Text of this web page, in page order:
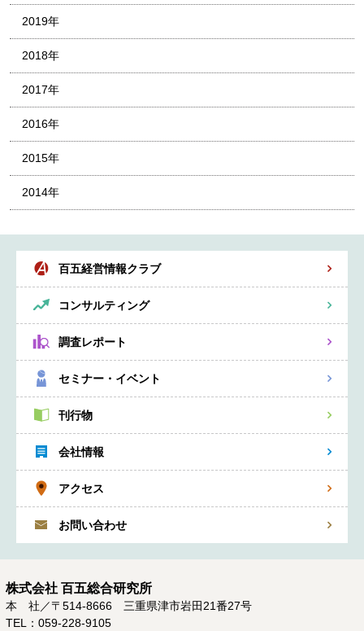
2019年
2018年
2017年
2016年
2015年
2014年
百五経営情報クラブ
コンサルティング
調査レポート
セミナー・イベント
刊行物
会社情報
アクセス
お問い合わせ
株式会社 百五総合研究所
本 社／〒514-8666 三重県津市岩田21番27号
TEL：059-228-9105